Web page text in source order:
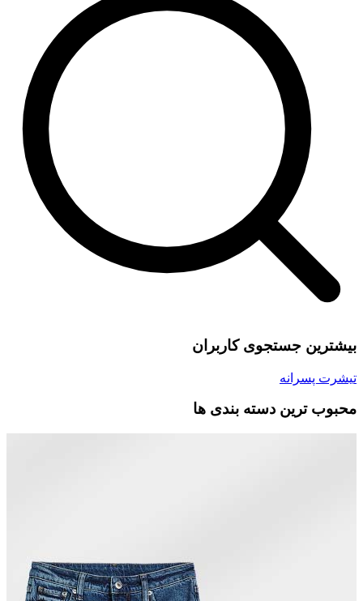
بیشترین جستجوی کاربران
تیشرت پسرانه
محبوب ترین دسته بندی ها